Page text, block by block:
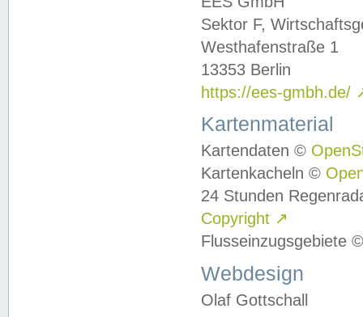
Sektor F,
Westhafenstraße 1
13353 Berlin
https://ees-gmbh.de/
Kartenmaterial
Kartendaten ©
Kartenkacheln ©
24 Stunden
Copyright ↗
Flusseinzugsgebiete
Webdesign
Olaf Gottschall